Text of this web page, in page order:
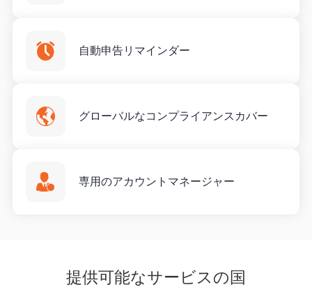
自動申告リマインダー
グローバルなコンプライアンスカバー
専用のアカウントマネージャー
提供可能なサービスの国